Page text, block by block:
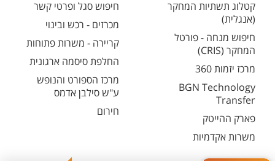
קטלוג תשתיות המחקר
(אנגלית)
חיפוש מנחה - פורטל
המחקר (CRIS)
מרכז יזמות 360
BGN Technology
Transfer
פארק ההייטק
משרות אקדמיות
חיפוש סגל ופרטי קשר
מכרזים - רכש ובינוי
קריירה - משרות פתוחות
החלפת סיסמה ארגונית
מרכז הספורט והנופש
ע"ש סילבן אדמס
חירום